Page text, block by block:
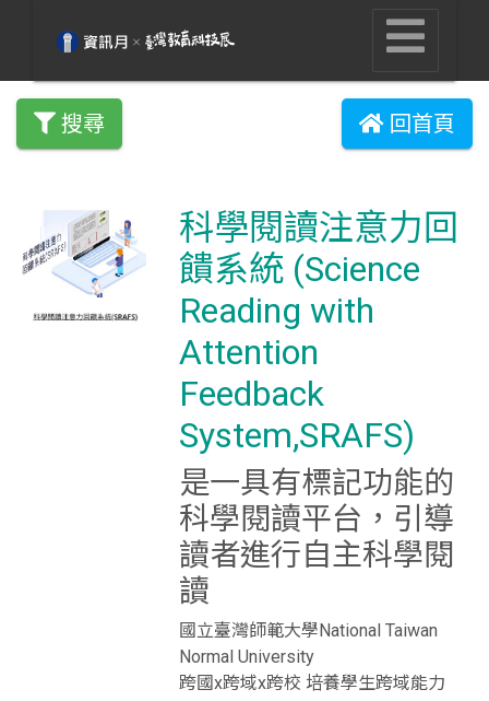
搜尋 回首頁
科學閱讀注意力回
饋系統 (Science
Reading with
Attention
Feedback
System,SRAFS)
是一具有標記功能的
科學閱讀平台，引導
讀者進行自主科學閱
讀
國立臺灣師範大學National Taiwan
Normal University
跨國x跨域x跨校 培養學生跨域能力